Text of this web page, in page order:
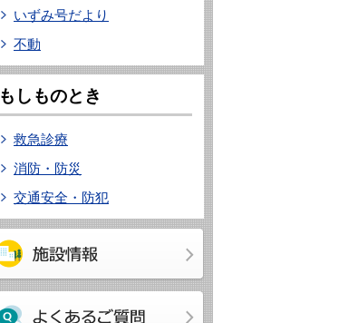
いずみ号だより
不動
もしものとき
救急診療
消防・防災
交通安全・防犯